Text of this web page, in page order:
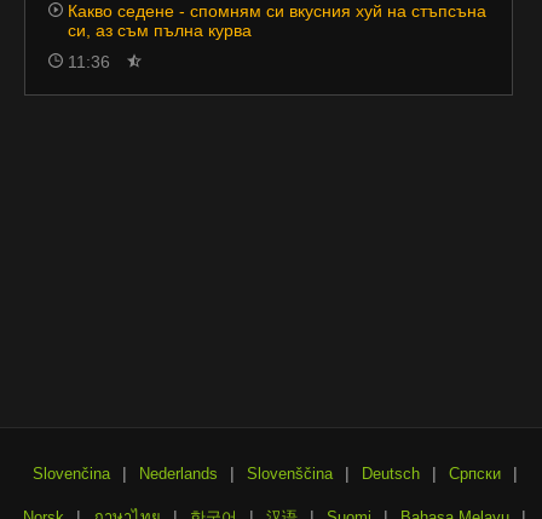
Какво седене - спомням си вкусния хуй на стъпсъна
си, аз съм пълна курва
11:36
Slovenčina | Nederlands | Slovenščina | Deutsch | Српски |